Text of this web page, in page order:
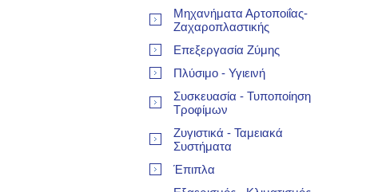
Μηχανήματα Αρτοποιΐας-
Ζαχαροπλαστικής
Επεξεργασία Ζύμης
Πλύσιμο - Υγιεινή
Συσκευασία - Τυποποίηση
Τροφίμων
Ζυγιστικά - Ταμειακά
Συστήματα
Έπιπλα